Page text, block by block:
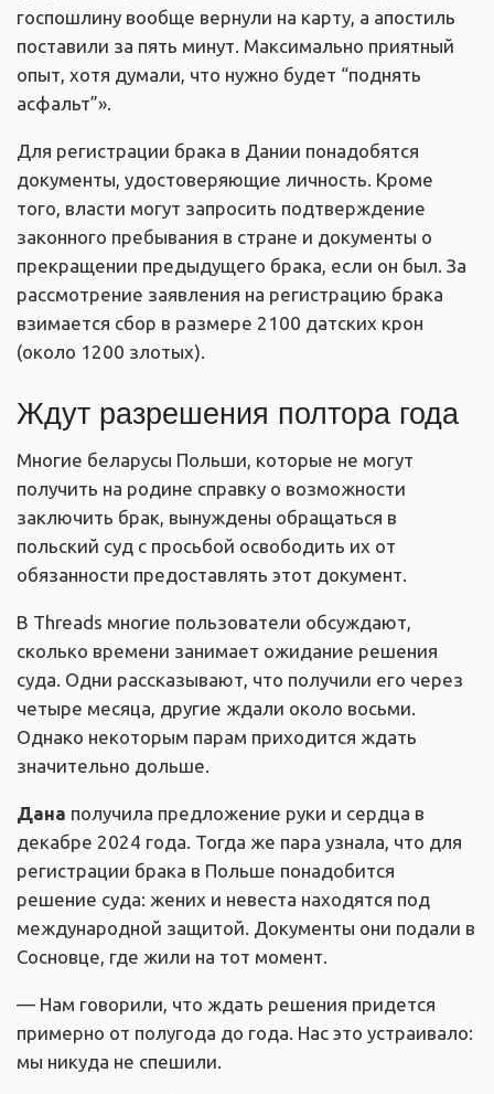
госпошлину вообще вернули на карту, а апостиль
поставили за пять минут. Максимально приятный
опыт, хотя думали, что нужно будет “поднять
асфальт”».
Для регистрации брака в Дании понадобятся
документы, удостоверяющие личность. Кроме
того, власти могут запросить подтверждение
законного пребывания в стране и документы о
прекращении предыдущего брака, если он был. За
рассмотрение заявления на регистрацию брака
взимается сбор в размере 2100 датских крон
(около 1200 злотых).
Ждут разрешения полтора года
Многие беларусы Польши, которые не могут
получить на родине справку о возможности
заключить брак, вынуждены обращаться в
польский суд с просьбой освободить их от
обязанности предоставлять этот документ.
В Threads многие пользователи обсуждают,
сколько времени занимает ожидание решения
суда. Одни рассказывают, что получили его через
четыре месяца, другие ждали около восьми.
Однако некоторым парам приходится ждать
значительно дольше.
Дана получила предложение руки и сердца в
декабре 2024 года. Тогда же пара узнала, что для
регистрации брака в Польше понадобится
решение суда: жених и невеста находятся под
международной защитой. Документы они подали в
Сосновце, где жили на тот момент.
— Нам говорили, что ждать решения придется
примерно от полугода до года. Нас это устраивало:
мы никуда не спешили.